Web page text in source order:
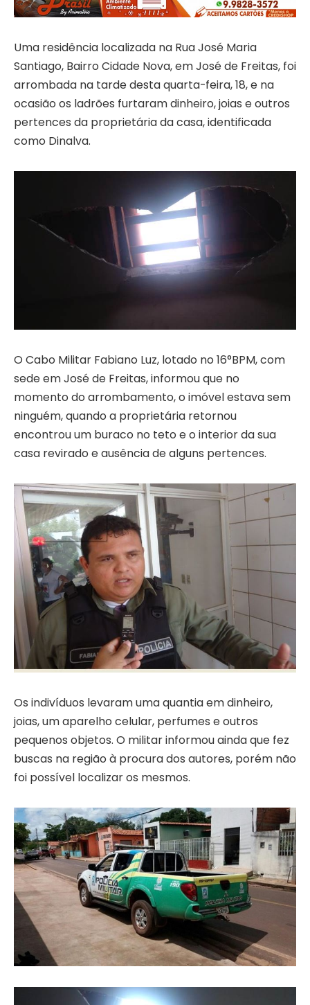
Uma residência localizada na Rua José Maria
Santiago, Bairro Cidade Nova, em José de Freitas, foi
arrombada na tarde desta quarta-feira, 18, e na
ocasião os ladrões furtaram dinheiro, joias e outros
pertences da proprietária da casa, identificada
como Dinalva.
O Cabo Militar Fabiano Luz, lotado no 16°BPM, com
sede em José de Freitas, informou que no
momento do arrombamento, o imóvel estava sem
ninguém, quando a proprietária retornou
encontrou um buraco no teto e o interior da sua
casa revirado e ausência de alguns pertences.
Os indivíduos levaram uma quantia em dinheiro,
joias, um aparelho celular, perfumes e outros
pequenos objetos. O militar informou ainda que fez
buscas na região à procura dos autores, porém não
foi possível localizar os mesmos.